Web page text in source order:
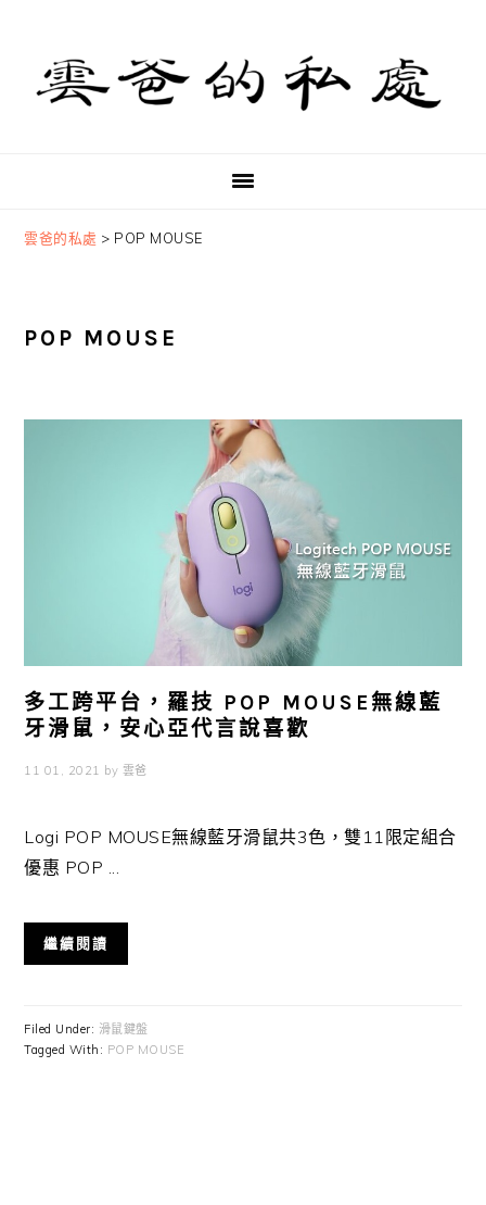
primary
navigation
content
primary
sidebar
雲爸的私處 > POP MOUSE
POP MOUSE
多工跨平台，羅技 POP MOUSE無線藍
牙滑鼠，安心亞代言說喜歡
11 01, 2021 by 雲爸
Logi POP MOUSE無線藍牙滑鼠共3色，雙11限定組合
優惠 POP ...
繼續閱讀
Filed Under: 滑鼠鍵盤
Tagged With: POP MOUSE